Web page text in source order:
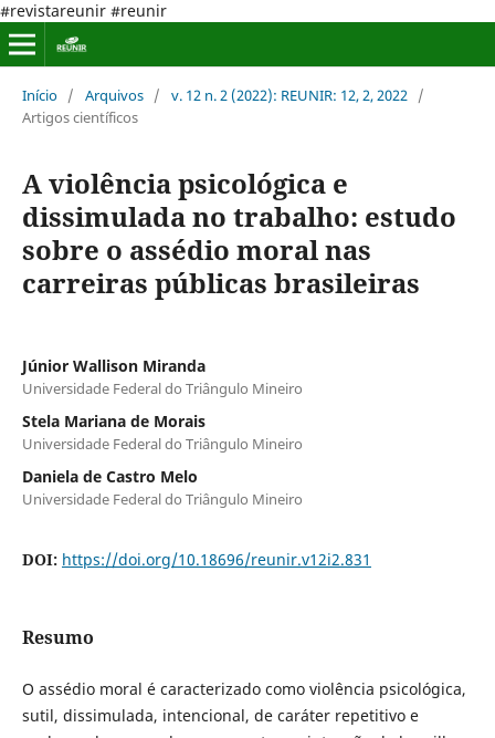
#revistareunir #reunir
Início / Arquivos / v. 12 n. 2 (2022): REUNIR: 12, 2, 2022 /
Artigos científicos
A violência psicológica e
dissimulada no trabalho: estudo
sobre o assédio moral nas
carreiras públicas brasileiras
Júnior Wallison Miranda
Universidade Federal do Triângulo Mineiro
Stela Mariana de Morais
Universidade Federal do Triângulo Mineiro
Daniela de Castro Melo
Universidade Federal do Triângulo Mineiro
DOI: https://doi.org/10.18696/reunir.v12i2.831
Resumo
O assédio moral é caracterizado como violência psicológica,
sutil, dissimulada, intencional, de caráter repetitivo e